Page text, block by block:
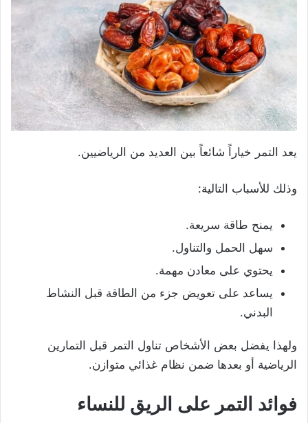
يعد التمر خياراً شائعاً بين العديد من الرياضيين.
وذلك للأسباب التالية:
يمنح طاقة سريعة.
سهل الحمل والتناول.
يحتوي على معادن مهمة.
يساعد على تعويض جزء من الطاقة قبل النشاط
البدني.
ولهذا يفضل بعض الأشخاص تناول التمر قبل التمارين
الرياضية أو بعدها ضمن نظام غذائي متوازن.
فوائد التمر على الريق للنساء